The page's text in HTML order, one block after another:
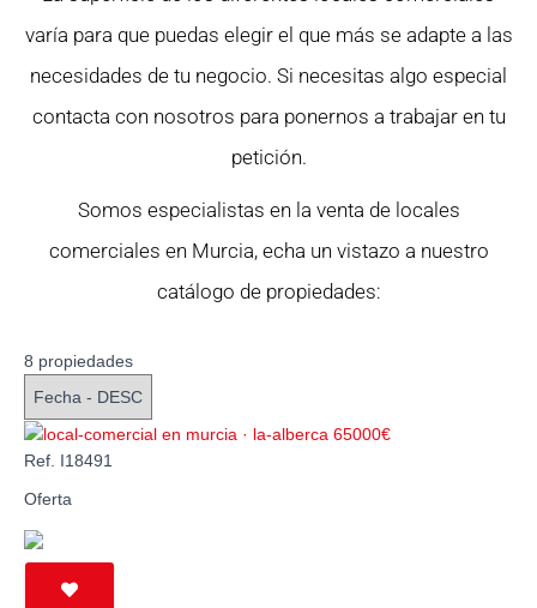
varía para que puedas elegir el que más se adapte a las
necesidades de tu negocio. Si necesitas algo especial
contacta con nosotros para ponernos a trabajar en tu
petición.
Somos especialistas en la venta de locales
comerciales en Murcia, echa un vistazo a nuestro
catálogo de propiedades:
8 propiedades
Ref. I18491
Oferta